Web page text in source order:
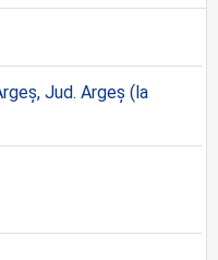
Jud. Argeș (la